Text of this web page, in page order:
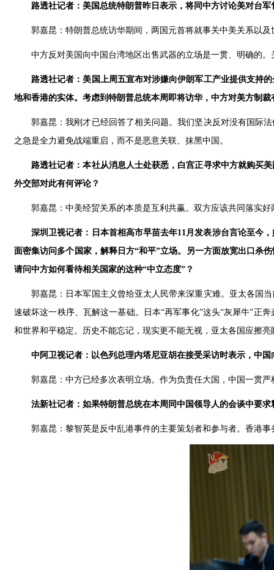
路透社记者：美国总统特朗普昨日表示，将同中方讨论美对台
郭嘉昆：特朗普总统访华期间，两国元首将就事关中美关系以
中方反对美国向中国台湾地区出售武器的立场是一贯、明确的
路透社记者：美国上周五宣布对涉嫌向伊朗军工产业提供支持
地和香港的实体。考虑到特朗普总统本周即将访华，中方对美方制
郭嘉昆：我刚才已经回答了相关问题。我们坚决反对没有国际
之急是全力避免战端重启，而不是恶意关联、抹黑中国。
路透社记者：本社从消息人士处获悉，白宫正寻求中方就购买
外交部对此有何评论？
郭嘉昆：中美经贸关系的本质是互利共赢。双方应该共同落实
深圳卫视记者：日本首相高市早苗去年11月发表涉台言论至今
面密集访问多个国家，解释日方“和平”立场。另一方面放宽出口杀
请问中方如何看待相关国家的这种“中立态度”？
郭嘉昆：日本军国主义曾给亚太人民带来深重灾难。亚太各国
速破坏这一秩序、瓦解这一基础。日本“再军事化”这头“灰犀牛”正
和世界和平稳定。历史不能忘记，现实更不能无视，亚太各国应擦
中阿卫视记者：以色列总理内塔尼亚胡在接受采访时表示，中
郭嘉昆：中方已经多次表明立场。作为负责任大国，中国一贯
法新社记者：如果特朗普总统在本周同中国领导人的会谈中要
郭嘉昆：黎智英是反中乱港事件的主要策划者和参与者。香港